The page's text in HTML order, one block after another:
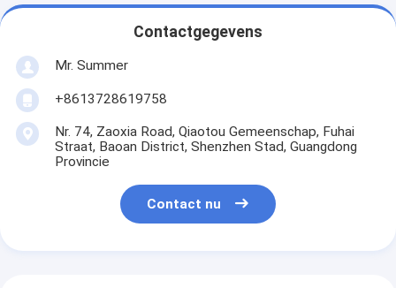
Contactgegevens
Mr. Summer
+8613728619758
Nr. 74, Zaoxia Road, Qiaotou Gemeenschap, Fuhai
Straat, Baoan District, Shenzhen Stad, Guangdong
Provincie
Contact nu